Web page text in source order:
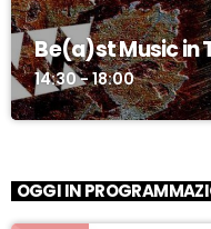
Be(a)st Music in
14:30 - 18:00
OGGI IN